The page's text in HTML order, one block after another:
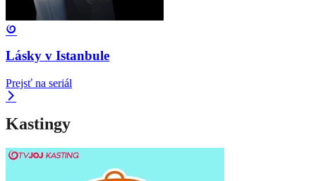
Lásky v Istanbule
Prejsť na seriál
Kastingy